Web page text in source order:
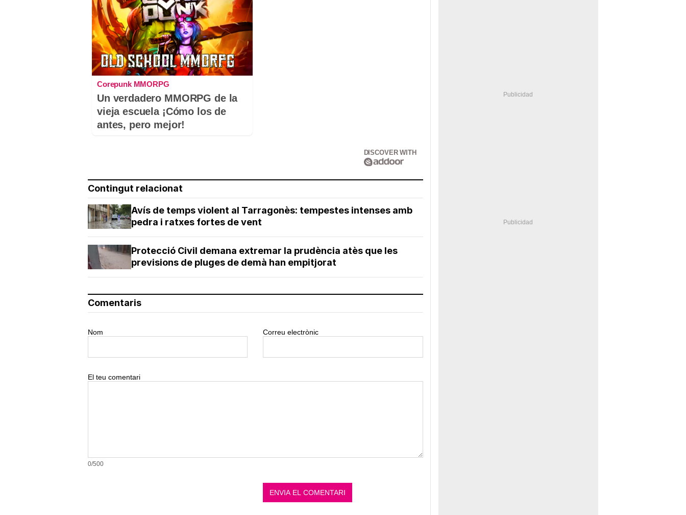
Corepunk MMORPG
Un verdadero MMORPG de la
vieja escuela ¡Cómo los de
antes, pero mejor!
DISCOVER WITH
Contingut relacionat
Avís de temps violent al Tarragonès: tempestes intenses amb
pedra i ratxes fortes de vent
Protecció Civil demana extremar la prudència atès que les
previsions de pluges de demà han empitjorat
Comentaris
Nom Correu electrònic
El teu comentari
0/500